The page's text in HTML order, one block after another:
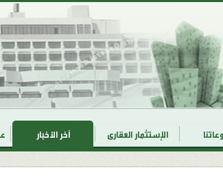
الإستثمار العقارى آخر الأخبار